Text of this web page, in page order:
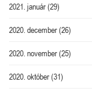
2021. január(29)
2020. december(26)
2020. november(25)
2020. október(31)